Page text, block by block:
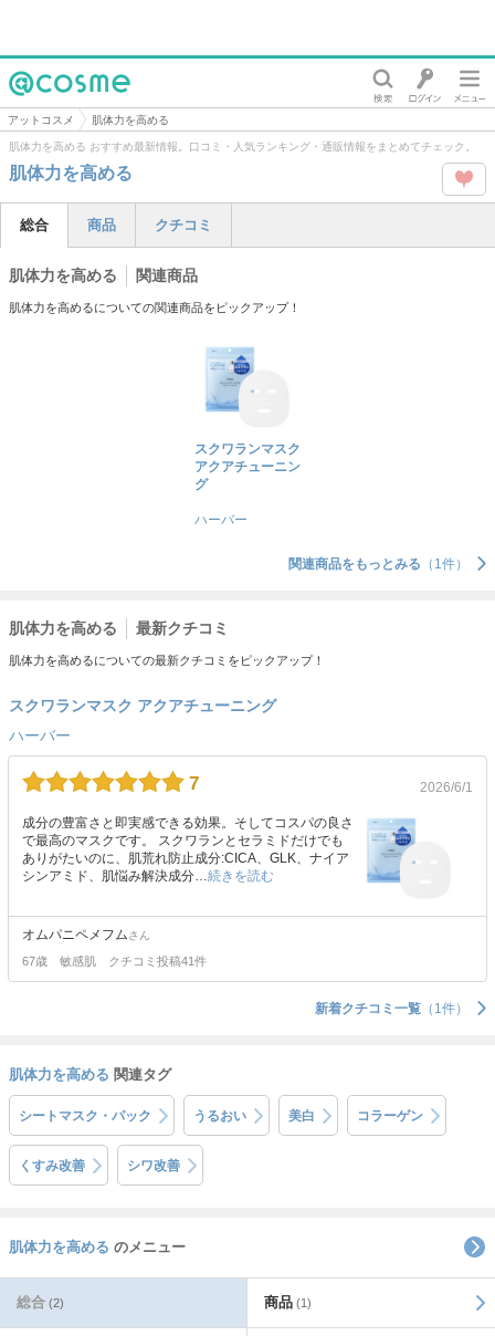
@cosme
アットコスメ 肌体力を高める
肌体力を高める おすすめ最新情報。口コミ・人気ランキング・通販情報をまとめてチェック。
肌体力を高める
タグ
総合 商品 クチコミ
肌体力を高める 関連商品
肌体力を高めるについての関連商品をピックアップ！
スクワランマスク
アクアチューニン
グ
ハーバー
関連商品をもっとみる （1件）
肌体力を高める 最新クチコミ
肌体力を高めるについての最新クチコミをピックアップ！
スクワランマスク アクアチューニング
ハーバー
7 2026/6/1
成分の豊富さと即実感できる効果。そしてコスパの良さ
で最高のマスクです。 スクワランとセラミドだけでも
ありがたいのに、肌荒れ防止成分:CICA、GLK、ナイア
シンアミド、肌悩み解決成分…続きを読む
オムパニペメフムさん
67歳 敏感肌 クチコミ投稿41件
新着クチコミ一覧 （1件）
肌体力を高める 関連タグ
シートマスク・パック うるおい 美白 コラーゲン
くすみ改善 シワ改善
肌体力を高める のメニュー
総合 (2) 商品 (1)